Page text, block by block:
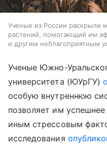
Ученые из России раскрыли
растений, помогающий им
и другим неблагоприятным
Ученые Южно-
университета (ЮУрГУ)
особую внутреннюю
позволяет им
иным стрессовым
исследования